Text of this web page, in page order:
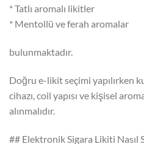
* Tatlı aromalı likitler
* Mentollü ve ferah aromalar
bulunmaktadır.
Doğru e-likit seçimi yapılırken
cihazı, coil yapısı ve kişisel
alınmalıdır.
## Elektronik Sigara Likiti Nasıl